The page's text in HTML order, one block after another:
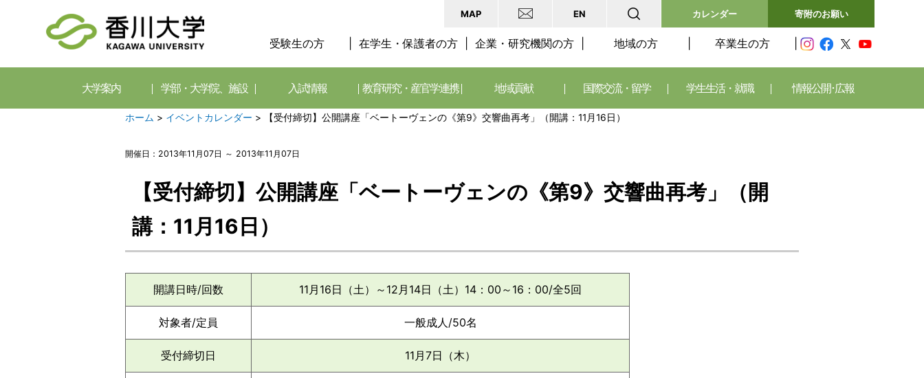
MAP EN カレンダー 寄附のお願い
受験生の方 在学生・保護者の方 企業・研究機関の方 地域の方 卒業生の方
大学案内 学部・大学院、施設 入試情報 教育研究・産官学連携 地域貢献 国際交流・留学 学生生活・就職 情報公開･広報
ホーム > イベントカレンダー > 【受付締切】公開講座「ベートーヴェンの《第9》交響曲再考」（開講：11月16日）
開催日：2013年11月07日 ～ 2013年11月07日
【受付締切】公開講座「ベートーヴェンの《第9》交響曲再考」（開
講：11月16日）
開講日時/回数 11月16日（土）～12月14日（土）14：00～16：00/全5回
対象者/定員 一般成人/50名
受付締切日 11月7日（木）